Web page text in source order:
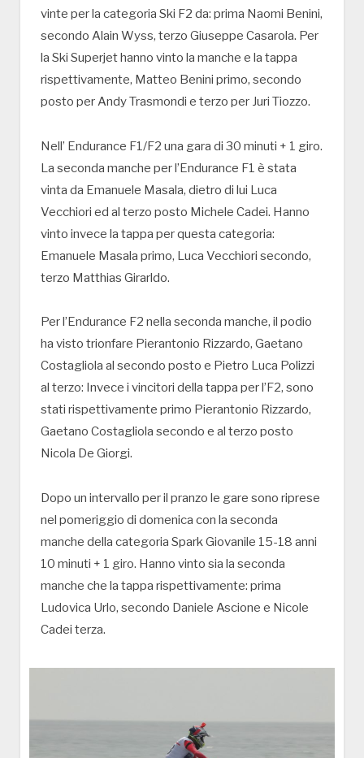
vinte per la categoria Ski F2 da: prima Naomi Benini,
secondo Alain Wyss, terzo Giuseppe Casarola. Per
la Ski Superjet hanno vinto la manche e la tappa
rispettivamente, Matteo Benini primo, secondo
posto per Andy Trasmondi e terzo per Juri Tiozzo.
Nell’ Endurance F1/F2 una gara di 30 minuti + 1 giro.
La seconda manche per l’Endurance F1 è stata
vinta da Emanuele Masala, dietro di lui Luca
Vecchiori ed al terzo posto Michele Cadei. Hanno
vinto invece la tappa per questa categoria:
Emanuele Masala primo, Luca Vecchiori secondo,
terzo Matthias Girarldo.
Per l’Endurance F2 nella seconda manche, il podio
ha visto trionfare Pierantonio Rizzardo, Gaetano
Costagliola al secondo posto e Pietro Luca Polizzi
al terzo: Invece i vincitori della tappa per l’F2, sono
stati rispettivamente primo Pierantonio Rizzardo,
Gaetano Costagliola secondo e al terzo posto
Nicola De Giorgi.
Dopo un intervallo per il pranzo le gare sono riprese
nel pomeriggio di domenica con la seconda
manche della categoria Spark Giovanile 15-18 anni
10 minuti + 1 giro. Hanno vinto sia la seconda
manche che la tappa rispettivamente: prima
Ludovica Urlo, secondo Daniele Ascione e Nicole
Cadei terza.